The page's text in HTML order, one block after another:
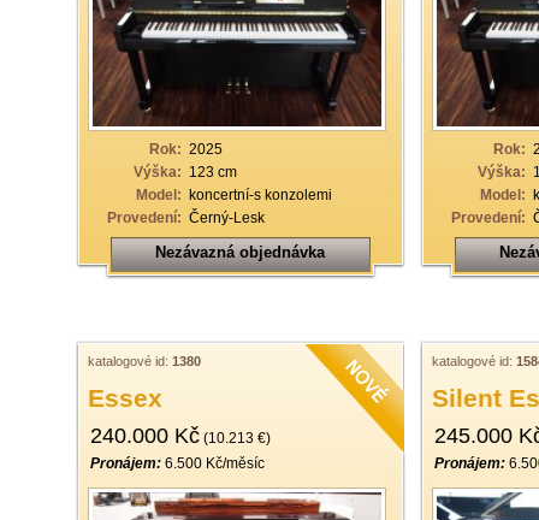
Rok: 2025
Výška: 123 cm
Model: koncertní-s konzolemi
Provedení: Černý-Lesk
Nezávazná objednávka
Rok:
Výška:
Model:
Provedení:
katalogové id: 1380
Essex
240.000 Kč (10.213 €)
Pronájem: 6.500 Kč/měsíc
katalogové id:
Silent
245.000
Pronájem: